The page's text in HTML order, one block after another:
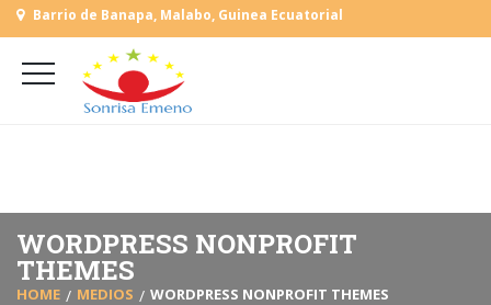
Barrio de Banapa, Malabo, Guinea Ecuatorial
(+240) 555 818930
L-V: 9:00-15:00 Sab, Dom: Cerrado
WORDPRESS NONPROFIT
THEMES
HOME MEDIOS WORDPRESS NONPROFIT THEMES